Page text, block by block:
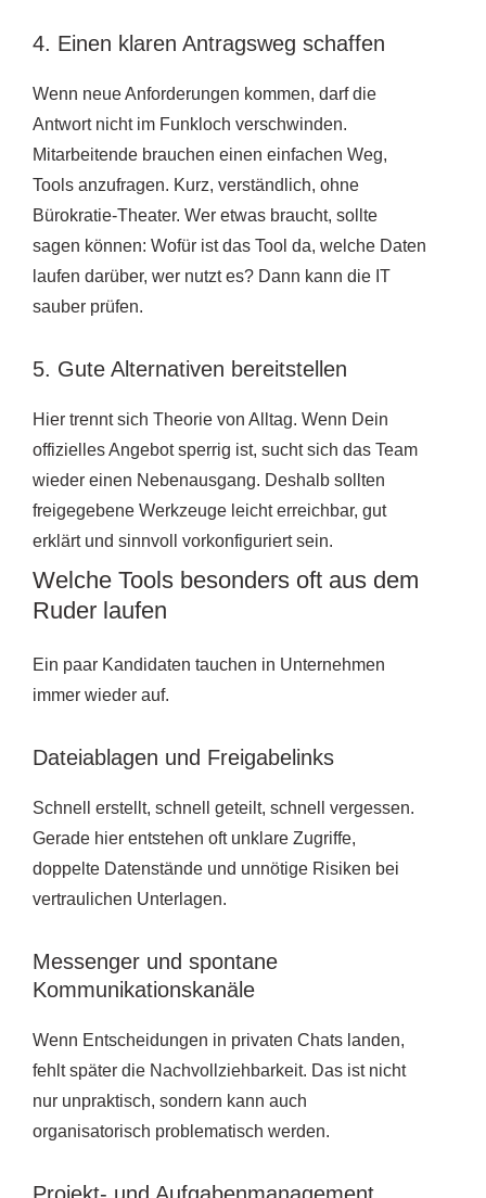
4. Einen klaren Antragsweg schaffen
Wenn neue Anforderungen kommen, darf die
Antwort nicht im Funkloch verschwinden.
Mitarbeitende brauchen einen einfachen Weg,
Tools anzufragen. Kurz, verständlich, ohne
Bürokratie-Theater. Wer etwas braucht, sollte
sagen können: Wofür ist das Tool da, welche Daten
laufen darüber, wer nutzt es? Dann kann die IT
sauber prüfen.
5. Gute Alternativen bereitstellen
Hier trennt sich Theorie von Alltag. Wenn Dein
offizielles Angebot sperrig ist, sucht sich das Team
wieder einen Nebenausgang. Deshalb sollten
freigegebene Werkzeuge leicht erreichbar, gut
erklärt und sinnvoll vorkonfiguriert sein.
Welche Tools besonders oft aus dem
Ruder laufen
Ein paar Kandidaten tauchen in Unternehmen
immer wieder auf.
Dateiablagen und Freigabelinks
Schnell erstellt, schnell geteilt, schnell vergessen.
Gerade hier entstehen oft unklare Zugriffe,
doppelte Datenstände und unnötige Risiken bei
vertraulichen Unterlagen.
Messenger und spontane
Kommunikationskanäle
Wenn Entscheidungen in privaten Chats landen,
fehlt später die Nachvollziehbarkeit. Das ist nicht
nur unpraktisch, sondern kann auch
organisatorisch problematisch werden.